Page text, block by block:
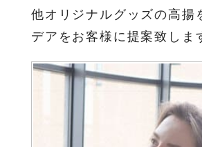
他オリジナルグッズの高揚
デアをお客様に提案致しま